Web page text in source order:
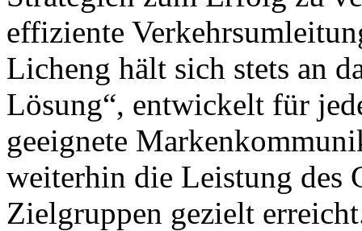
effiziente
Licheng hält sich stets an
Lösung“, entwickelt für
geeignete
weiterhin die Leistung des
Zielgruppen gezielt